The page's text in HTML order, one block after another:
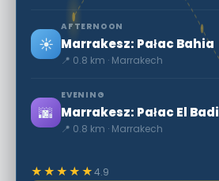
☀️
AFTERNOON
Marrakesz: Pałac Bahia
📍 0.8 km · Marrakech
🌆
EVENING
Marrakesz: Pałac El Badi
📍 0.8 km · Marrakech
★★★★★4.9